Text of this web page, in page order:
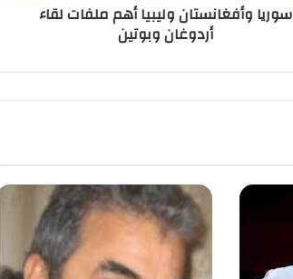
سوريا وأفغانستان وليبيا أهم ملفات لقاء
أردوغان وبوتين